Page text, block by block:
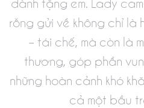
rỗng gửi về không chỉ là
– tái chế, mà còn là
thương, góp phần
những hoàn cảnh khó
cả một bầu